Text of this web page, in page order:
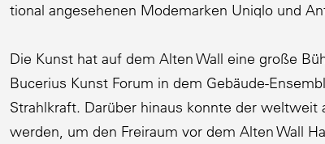
tional angese­henen Modemarken Uniqlo und
Die Kunst hat auf dem Alten Wall eine große
Bucerius Kunst Forum in dem Gebäude-
Strahl­kraft. Darüber hinaus konnte der
werden, um den Freiraum vor dem Alten Wall